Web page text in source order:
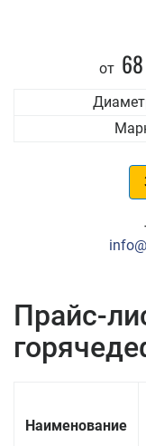
от
Прайс-
Наименование